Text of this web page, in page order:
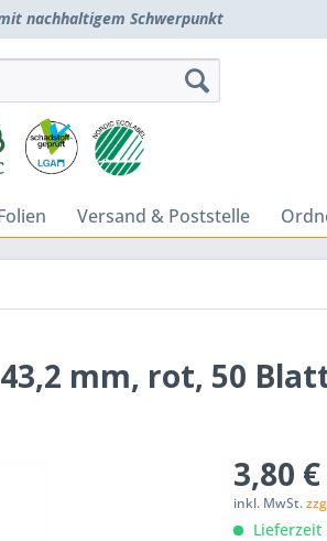
nachhaltigem Schwerpunkt
Versand & Poststelle
mm, rot, 50
3,80
inkl. MwSt.
Lieferzeit